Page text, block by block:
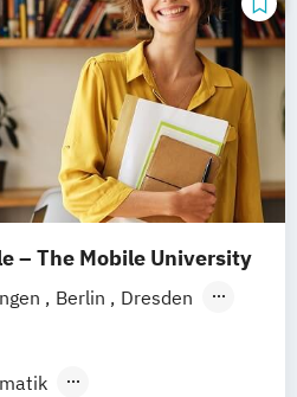
– The Mobile University
Berlin
Dresden